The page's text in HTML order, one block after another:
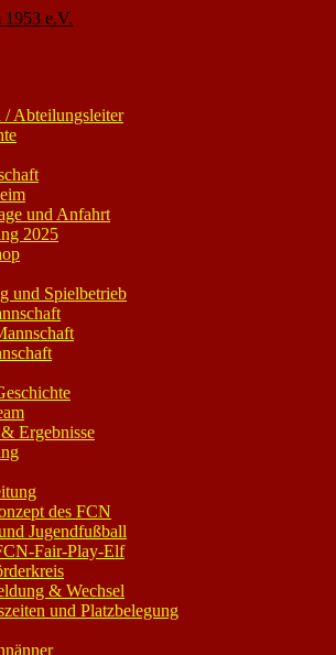
/ Abteilungsleiter
und Anfahrt
2025
und Spielbetrieb
Ergebnisse
des FCN
Jugendfußball
Fair-Play-Elf
& Wechsel
und Platzbelegung